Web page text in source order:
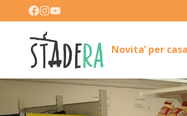
Novita’ per